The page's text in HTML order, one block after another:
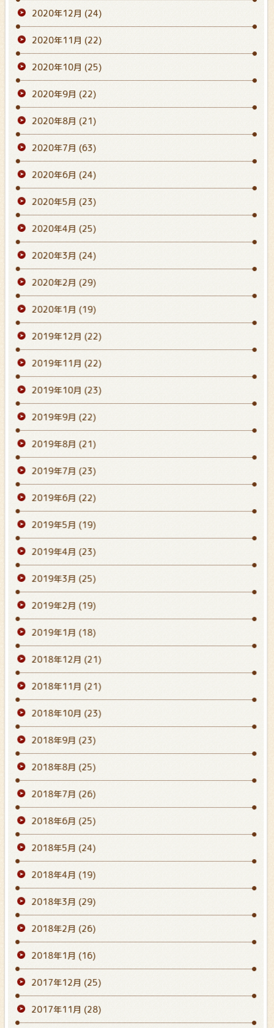
2020年12月 (24)
2020年11月 (22)
2020年10月 (25)
2020年9月 (22)
2020年8月 (21)
2020年7月 (63)
2020年6月 (24)
2020年5月 (23)
2020年4月 (25)
2020年3月 (24)
2020年2月 (29)
2020年1月 (19)
2019年12月 (22)
2019年11月 (22)
2019年10月 (23)
2019年9月 (22)
2019年8月 (21)
2019年7月 (23)
2019年6月 (22)
2019年5月 (19)
2019年4月 (23)
2019年3月 (25)
2019年2月 (19)
2019年1月 (18)
2018年12月 (21)
2018年11月 (21)
2018年10月 (23)
2018年9月 (23)
2018年8月 (25)
2018年7月 (26)
2018年6月 (25)
2018年5月 (24)
2018年4月 (19)
2018年3月 (29)
2018年2月 (26)
2018年1月 (16)
2017年12月 (25)
2017年11月 (28)